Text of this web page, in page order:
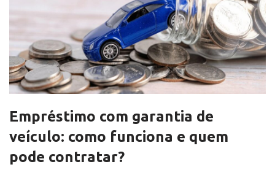
Empréstimo com garantia de
veículo: como funciona e quem
pode contratar?